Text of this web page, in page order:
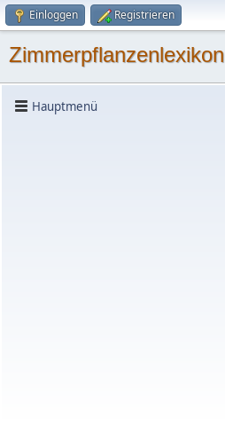
Einloggen Registrieren
Zimmerpflanzenlexikon
Hauptmenü